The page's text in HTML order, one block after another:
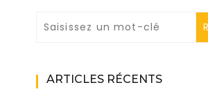
ARTICLES RÉCENTS